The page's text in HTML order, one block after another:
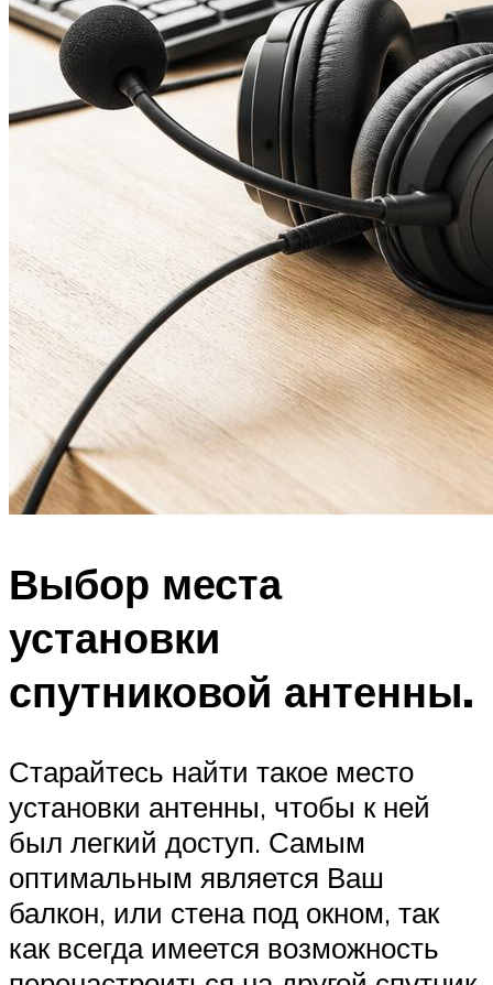
Выбор места
установки
спутниковой антенны.
Старайтесь найти такое место
установки антенны, чтобы к ней
был легкий доступ. Самым
оптимальным является Ваш
балкон, или стена под окном, так
как всегда имеется возможность